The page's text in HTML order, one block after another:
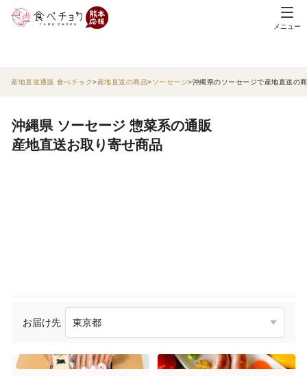
メニュー
産地直送通販 食べチョク 産地直送の商品 ソーセージ 沖縄県のソーセージで産地直送の
沖縄県 ソーセージ 惣菜系の通販
産地直送お取り寄せ商品
お届け先